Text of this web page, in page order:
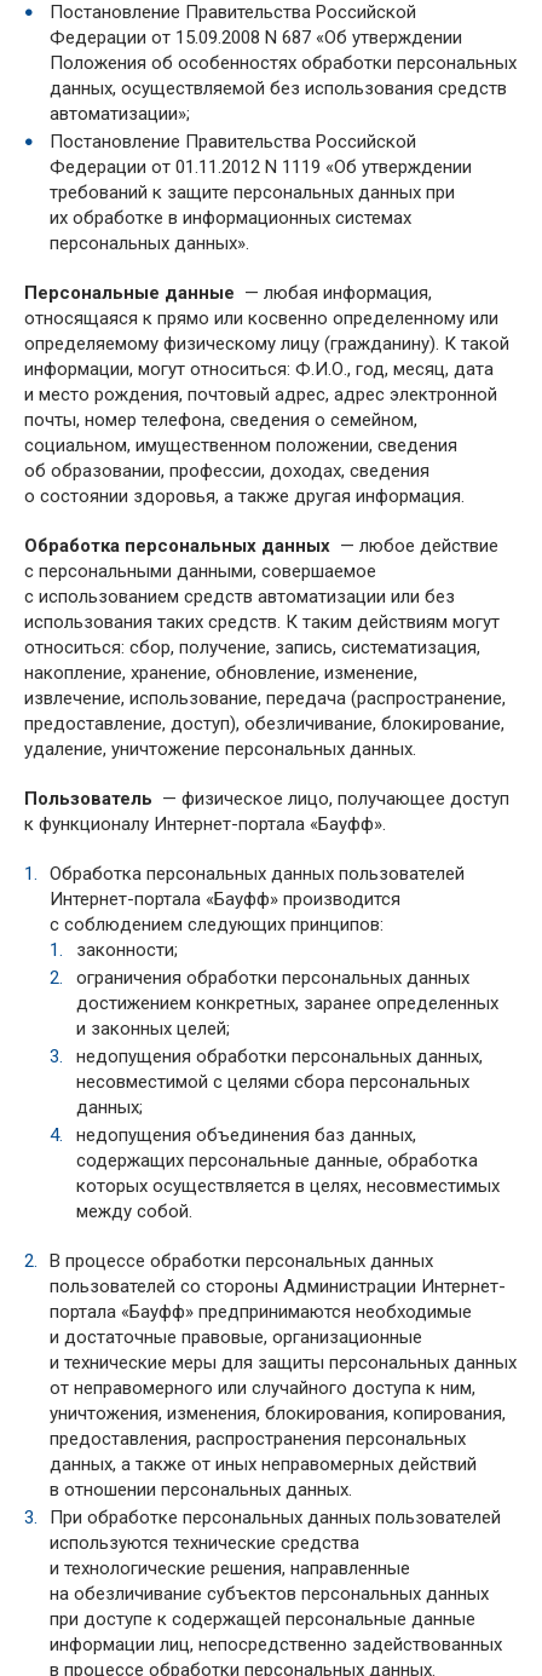
Постановление Правительства Российской
Федерации от 15.09.2008 N 687 «Об утверждении
Положения об особенностях обработки персональных
данных, осуществляемой без использования средств
автоматизации»;
Постановление Правительства Российской
Федерации от 01.11.2012 N 1119 «Об утверждении
требований к защите персональных данных при
их обработке в информационных системах
персональных данных».
Персональные данные — любая информация,
относящаяся к прямо или косвенно определенному или
определяемому физическому лицу (гражданину). К такой
информации, могут относиться: Ф.И.О., год, месяц, дата
и место рождения, почтовый адрес, адрес электронной
почты, номер телефона, сведения о семейном,
социальном, имущественном положении, сведения
об образовании, профессии, доходах, сведения
о состоянии здоровья, а также другая информация.
Обработка персональных данных — любое действие
с персональными данными, совершаемое
с использованием средств автоматизации или без
использования таких средств. К таким действиям могут
относиться: сбор, получение, запись, систематизация,
накопление, хранение, обновление, изменение,
извлечение, использование, передача (распространение,
предоставление, доступ), обезличивание, блокирование,
удаление, уничтожение персональных данных.
Пользователь — физическое лицо, получающее доступ
к функционалу Интернет-портала «Бауфф».
Обработка персональных данных пользователей
Интернет-портала «Бауфф» производится
с соблюдением следующих принципов:
законности;
ограничения обработки персональных данных
достижением конкретных, заранее определенных
и законных целей;
недопущения обработки персональных данных,
несовместимой с целями сбора персональных
данных;
недопущения объединения баз данных,
содержащих персональные данные, обработка
которых осуществляется в целях, несовместимых
между собой.
В процессе обработки персональных данных
пользователей со стороны Администрации Интернет-
портала «Бауфф» предпринимаются необходимые
и достаточные правовые, организационные
и технические меры для защиты персональных данных
от неправомерного или случайного доступа к ним,
уничтожения, изменения, блокирования, копирования,
предоставления, распространения персональных
данных, а также от иных неправомерных действий
в отношении персональных данных.
При обработке персональных данных пользователей
используются технические средства
и технологические решения, направленные
на обезличивание субъектов персональных данных
при доступе к содержащей персональные данные
информации лиц, непосредственно задействованных
в процессе обработки персональных данных.